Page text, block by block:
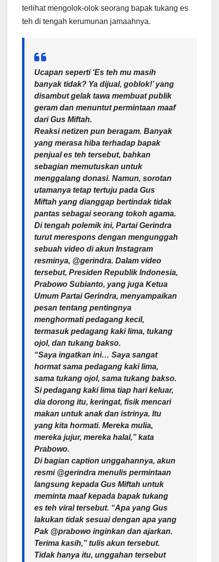
terlihat mengolok-olok seorang bapak tukang es
teh di tengah kerumunan jamaahnya.
Ucapan seperti ‘Es teh mu masih
banyak tidak? Ya dijual, goblok!’ yang
disambut gelak tawa membuat publik
geram dan menuntut permintaan maaf
dari Gus Miftah.
Reaksi netizen pun beragam. Banyak
yang merasa hiba terhadap bapak
penjual es teh tersebut, bahkan
sebagian memutuskan untuk
menggalang donasi. Namun, sorotan
utamanya tetap tertuju pada Gus
Miftah yang dianggap bertindak tidak
pantas sebagai seorang tokoh agama.
Di tengah polemik ini, Partai Gerindra
turut merespons dengan mengunggah
sebuah video di akun Instagram
resminya, @gerindra. Dalam video
tersebut, Presiden Republik Indonesia,
Prabowo Subianto, yang juga Ketua
Umum Partai Gerindra, menyampaikan
pesan tentang pentingnya
menghormati pedagang kecil,
termasuk pedagang kaki lima, tukang
ojol, dan tukang bakso.
“Saya ingatkan ini… Saya sangat
hormat sama pedagang kaki lima,
sama tukang ojol, sama tukang bakso.
Si pedagang kaki lima tiap hari keluar,
dia dorong itu, keringat, fisik mencari
makan untuk anak dan istrinya. Itu
yang kita hormati. Mereka mulia,
mereka jujur, mereka halal,” kata
Prabowo.
Di bagian caption unggahannya, akun
resmi @gerindra menulis permintaan
langsung kepada Gus Miftah untuk
meminta maaf kepada bapak tukang
es teh viral tersebut. “Apa yang Gus
lakukan tidak sesuai dengan apa yang
Pak @prabowo inginkan dan ajarkan.
Terima kasih,” tulis akun tersebut.
Tidak hanya itu, unggahan tersebut